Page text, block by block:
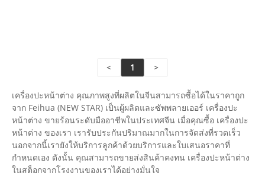
< 1 >
เครื่องปะหน้าต่าง คุณภาพสูงที่ผลิตในจีนสามารถซื้อได้ในราคาถูก
จาก Feihua (NEW STAR) เป็นผู้ผลิตและซัพพลายเออร์ เครื่องปะ
หน้าต่าง ขายร้อนระดับมืออาชีพในประเทศจีน เมื่อคุณซื้อ เครื่องปะ
หน้าต่าง ของเรา เรารับประกันปริมาณมากในการจัดส่งที่รวดเร็ว
นอกจากนี้เรายังให้บริการลูกค้าด้วยบริการและใบเสนอราคาที่
กำหนดเอง ดังนั้น คุณสามารถขายส่งสินค้าคงทน เครื่องปะหน้าต่าง
ในสต็อกจากโรงงานของเราได้อย่างมั่นใจ